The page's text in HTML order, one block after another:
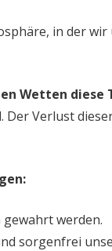
in der
Wetten diese
Der Verlust
werden.
sorgenfrei